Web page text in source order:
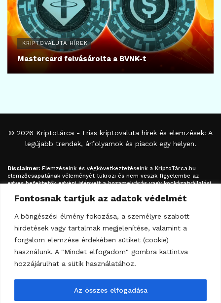
Fontosnak tartjuk az adatok védelmét
A böngészési élmény fokozása, a személyre szabott
hirdetések vagy tartalmak megjelenítése, valamint a
forgalom elemzése érdekében sütiket (cookie)
használunk. A "Mindet elfogadom" gombra kattintva
hozzájárulhat a sütik használatához.
Az összes elfogadása
KRIPTOVALUTA HÍREK
Mastercard felvásárolta a BVNK-t
© 2026 Kriptotárca - Friss kriptovaluta hírek és elemzések: A
legújabb trendek, árfolyamok és piacok egy helyen.
Disclaimer: Elemzéseink és végkövetkeztetéseink a KriptoTárca.hu
elemzőcsapatának véleményét tükrözi és nem veszik figyelembe az
egyes befektetők egyéni igényeit a hozamelvárás vagy kockázatvállalási
befektetési tanácsadásnak, befektetési ajánlásnak, értékpapír /
kriptovaluta / token / ICO / cloud mining stb. jegyzésére / vételére /
eladására vonatkozó felhívásnak azok kizárólag tájékoztatásul
szolgálnak. Minden befektetés esetében kiemelten fontos az azt
megalapozó információk és lehetőségek széleskörű megismerése.
kripto-befektetések kockázata és volatilitása kiemelkedően magas.